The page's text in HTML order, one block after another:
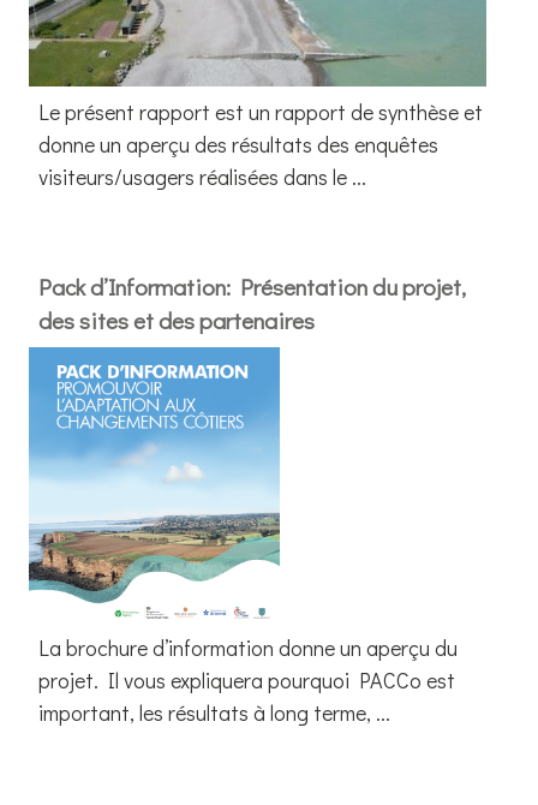
Le présent rapport est un rapport de synthèse et
donne un aperçu des résultats des enquêtes
visiteurs/usagers réalisées dans le ...
Pack d’Information: Présentation du projet,
des sites et des partenaires
La brochure d’information donne un aperçu du
projet. Il vous expliquera pourquoi PACCo est
important, les résultats à long terme, ...